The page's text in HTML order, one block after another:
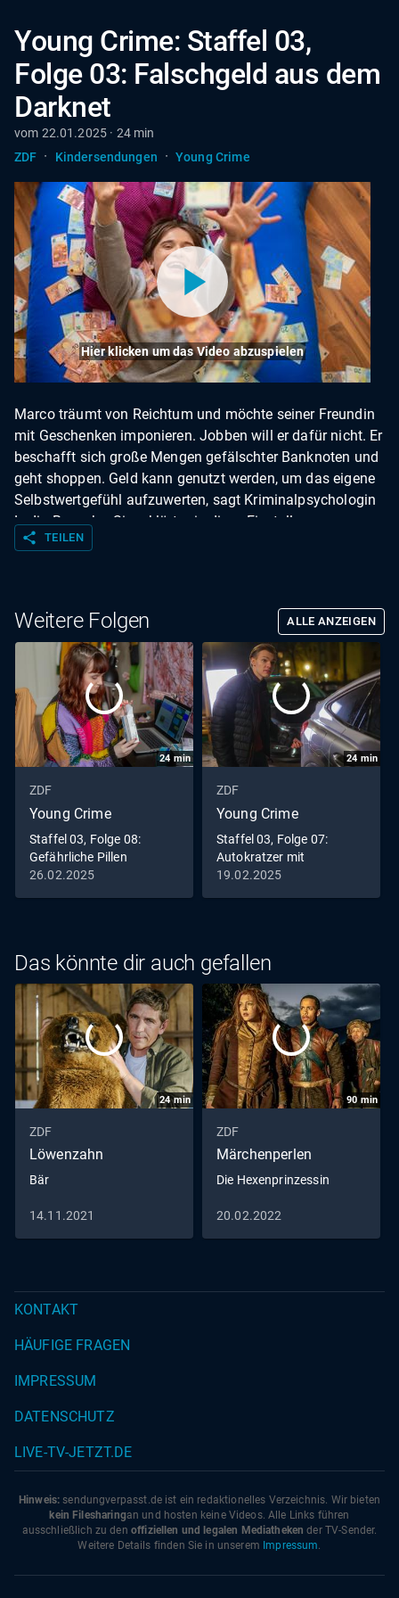
Young Crime: Staffel 03,
Folge 03: Falschgeld aus dem
Darknet
vom 22.01.2025 · 24 min
ZDF · Kindersendungen · Young Crime
Hier klicken um das Video abzuspielen
Marco träumt von Reichtum und möchte seiner Freundin
mit Geschenken imponieren. Jobben will er dafür nicht. Er
beschafft sich große Mengen gefälschter Banknoten und
geht shoppen. Geld kann genutzt werden, um das eigene
Selbstwertgefühl aufzuwerten, sagt Kriminalpsychologin
Lydia Benecke. Sie erklärt, wie diese Einstellung zu
Problemen führen kann.
share TEILEN
Weitere Folgen ALLE ANZEIGEN
24 min
ZDF
Young Crime
Staffel 03, Folge 08:
Gefährliche Pillen
verticken
26.02.2025
24 min
ZDF
Young Crime
Staffel 03, Folge 07:
Autokratzer mit
Zerstörungswut
19.02.2025
Das könnte dir auch gefallen
24min
ZDF
Löwenzahn
Bär
14.11.2021
90 min
ZDF
Märchenperlen
Die Hexenprinzessin
20.02.2022
KONTAKT
HÄUFIGE FRAGEN
IMPRESSUM
DATENSCHUTZ
LIVE-TV-JETZT.DE
Hinweis: sendungverpasst.de ist ein redaktionelles Verzeichnis. Wir bieten
kein Filesharingan und hosten keine Videos. Alle Links führen
ausschließlich zu den offiziellen und legalen Mediatheken der TV-Sender.
Weitere Details finden Sie in unserem Impressum.